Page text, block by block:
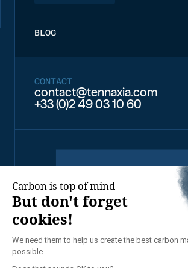
BLOG
CONTACT
contact@tennaxia.com
+33 (0)2 49 03 10 60